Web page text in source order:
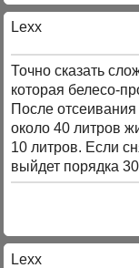
Lexx
Точно сказать
которая белесо-
После
около 40 литров
10 литров. Если
выйдет порядка
Lexx